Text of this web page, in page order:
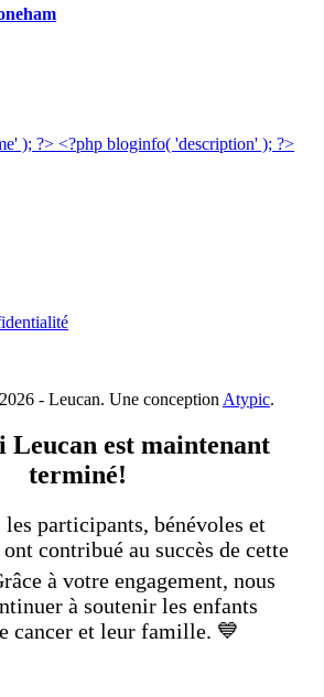
- Leucan. Une conception Atypic.
Leucan est maintenant
terminé!
participants, bénévoles et
contribué au succès de cette
à votre engagement, nous
à soutenir les enfants
cancer et leur famille. 💙